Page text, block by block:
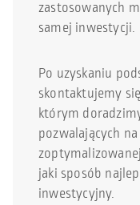
zastosowanych
samej inwestycji.
Po uzyskaniu
skontaktujemy się
którym
pozwalających
jaki sposób
inwestycyjny.